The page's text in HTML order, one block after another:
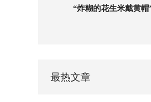
“炸糊的花生米戴黄帽
最热文章